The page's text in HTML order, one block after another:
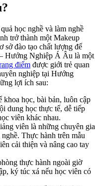
học nghề và làm nghề
trở thành một Makeup
sở đào tạo chất lượng để
Hướng Nghiệp Á Âu là một
điểm được giới trẻ quan
nghiệp tại Hướng
lợi ích sau:
học, bài bản, luôn cập
dung học thực tế, dễ tiếp
viên khác nhau.
viên là những chuyên gia
Thực hành trên mẫu
cải thiện và nâng cao tay
thực hành ngoài giờ
ký túc xá nếu học viên có